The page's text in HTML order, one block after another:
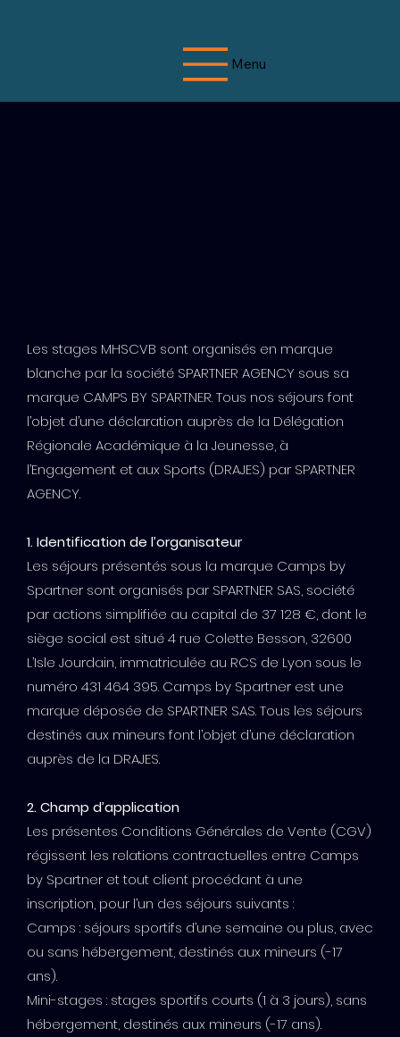
Menu
Les stages MHSCVB sont organisés en marque
blanche par la société SPARTNER AGENCY sous sa
marque CAMPS BY SPARTNER. Tous nos séjours font
l’objet d’une déclaration auprès de la Délégation
Régionale Académique à la Jeunesse, à
l’Engagement et aux Sports (DRAJES) par SPARTNER
AGENCY.
1. Identification de l’organisateur
Les séjours présentés sous la marque Camps by
Spartner sont organisés par SPARTNER SAS, société
par actions simplifiée au capital de 37 128 €, dont le
siège social est situé 4 rue Colette Besson, 32600
L’Isle Jourdain, immatriculée au RCS de Lyon sous le
numéro 431 464 395. Camps by Spartner est une
marque déposée de SPARTNER SAS. Tous les séjours
destinés aux mineurs font l’objet d’une déclaration
auprès de la DRAJES.
2. Champ d’application
Les présentes Conditions Générales de Vente (CGV)
régissent les relations contractuelles entre Camps
by Spartner et tout client procédant à une
inscription, pour l’un des séjours suivants :
Camps : séjours sportifs d’une semaine ou plus, avec
ou sans hébergement, destinés aux mineurs (-17
ans).
Mini-stages : stages sportifs courts (1 à 3 jours), sans
hébergement, destinés aux mineurs (-17 ans).